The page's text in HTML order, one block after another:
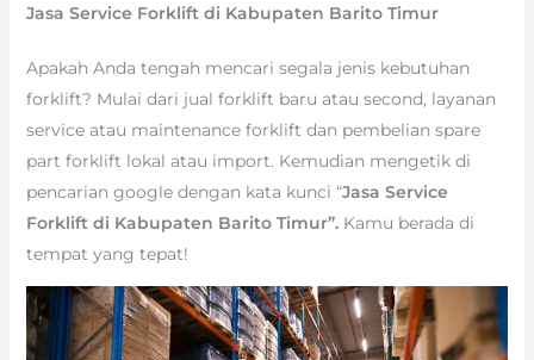
Jasa Service Forklift di Kabupaten Barito Timur
Apakah Anda tengah mencari segala jenis kebutuhan
forklift? Mulai dari jual forklift baru atau second, layanan
service atau maintenance forklift dan pembelian spare
part forklift lokal atau import. Kemudian mengetik di
pencarian google dengan kata kunci “Jasa Service
Forklift di Kabupaten Barito Timur”. Kamu berada di
tempat yang tepat!